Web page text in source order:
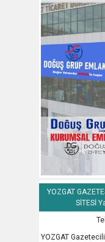
YOZGAT
SİTESİ
YOZGAT